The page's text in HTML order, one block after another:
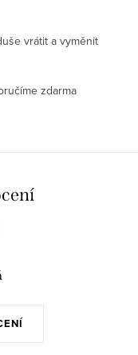
vrátit a vyměnit
zdarma